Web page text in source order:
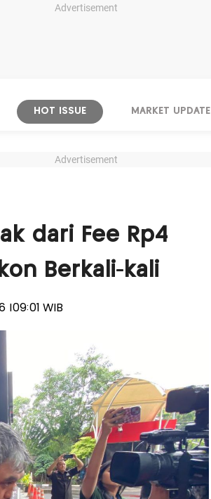
Advertisement
HOT ISSUE MARKET UPDATE
Advertisement
dari Fee Rp4
Berkali-kali
|09:01 WIB